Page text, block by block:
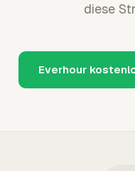
diese
Everhour